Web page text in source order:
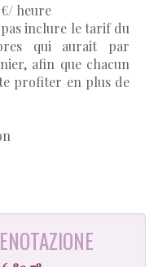
heure
inclure le tarif du
qui aurait par
afin que chacun
profiter en plus de